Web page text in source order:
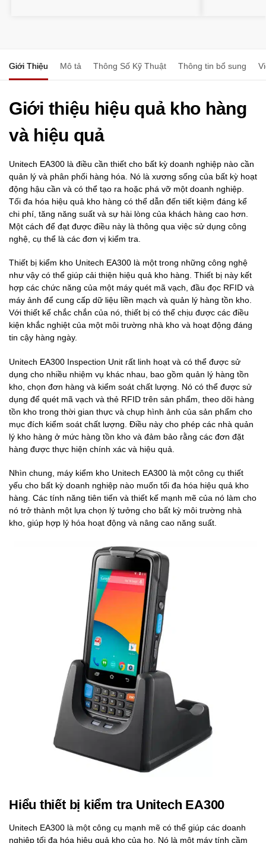
Giới Thiệu Mô tả Thông Số Kỹ Thuật Thông tin bổ sung
Giới thiệu hiệu quả kho hàng
và hiệu quả
Unitech EA300 là điều cần thiết cho bất kỳ doanh nghiệp nào cần
quản lý và phân phối hàng hóa. Nó là xương sống của bất kỳ hoạt
động hậu cần và có thể tạo ra hoặc phá vỡ một doanh nghiệp.
Tối đa hóa hiệu quả kho hàng có thể dẫn đến tiết kiệm đáng kể
chi phí, tăng năng suất và sự hài lòng của khách hàng cao hơn.
Một cách để đạt được điều này là thông qua việc sử dụng công
nghệ, cụ thể là các đơn vị kiểm tra.
Thiết bị kiểm kho Unitech EA300 là một trong những công nghệ
như vậy có thể giúp cải thiện hiệu quả kho hàng. Thiết bị này kết
hợp các chức năng của một máy quét mã vạch, đầu đọc RFID và
máy ảnh để cung cấp dữ liệu liền mạch và quản lý hàng tồn kho.
Với thiết kế chắc chắn của nó, thiết bị có thể chịu được các điều
kiện khắc nghiệt của một môi trường nhà kho và hoạt động đáng
tin cậy hàng ngày.
Unitech EA300 Inspection Unit rất linh hoạt và có thể được sử
dụng cho nhiều nhiệm vụ khác nhau, bao gồm quản lý hàng tồn
kho, chọn đơn hàng và kiểm soát chất lượng. Nó có thể được sử
dụng để quét mã vạch và thẻ RFID trên sản phẩm, theo dõi hàng
tồn kho trong thời gian thực và chụp hình ảnh của sản phẩm cho
mục đích kiểm soát chất lượng. Điều này cho phép các nhà quản
lý kho hàng ở mức hàng tồn kho và đảm bảo rằng các đơn đặt
hàng được thực hiện chính xác và hiệu quả.
Nhìn chung, máy kiểm kho Unitech EA300 là một công cụ thiết
yếu cho bất kỳ doanh nghiệp nào muốn tối đa hóa hiệu quả kho
hàng. Các tính năng tiên tiến và thiết kế mạnh mẽ của nó làm cho
nó trở thành một lựa chọn lý tưởng cho bất kỳ môi trường nhà
kho, giúp hợp lý hóa hoạt động và nâng cao năng suất.
Hiểu thiết bị kiểm tra Unitech EA300
Unitech EA300 là một công cụ mạnh mẽ có thể giúp các doanh
nghiệp tối đa hóa hiệu quả kho của họ. Nó là một máy tính cầm